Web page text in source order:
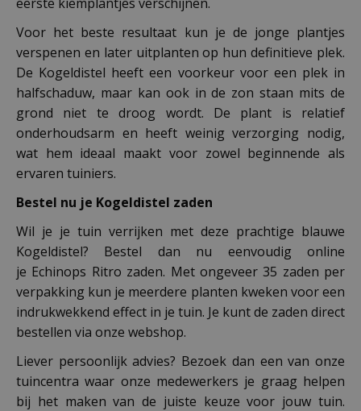
Voor het beste resultaat kun je de jonge plantjes
verspenen en later uitplanten op hun definitieve plek.
De Kogeldistel heeft een voorkeur voor een plek in
halfschaduw, maar kan ook in de zon staan mits de
grond niet te droog wordt. De plant is relatief
onderhoudsarm en heeft weinig verzorging nodig,
wat hem ideaal maakt voor zowel beginnende als
ervaren tuiniers.
Bestel nu je Kogeldistel zaden
Wil je je tuin verrijken met deze prachtige blauwe
Kogeldistel? Bestel dan nu eenvoudig online
je Echinops Ritro zaden. Met ongeveer 35 zaden per
verpakking kun je meerdere planten kweken voor een
indrukwekkend effect in je tuin. Je kunt de zaden direct
bestellen via onze webshop.
Liever persoonlijk advies? Bezoek dan een van onze
tuincentra waar onze medewerkers je graag helpen
bij het maken van de juiste keuze voor jouw tuin.